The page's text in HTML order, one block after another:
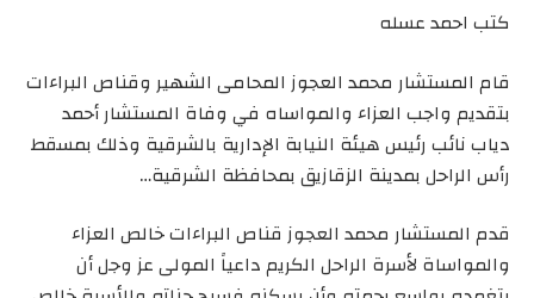
كتب احمد عسله
قام المستشار محمد العجوز المحامى الشهير وقناص البراءات
بتقديم واجب العزاء والمواساه في وفاة المستشار أحمد
دياب نائب رئيس هيئة النيابة الإدارية بالشرقية وذلك بمسقط
رأس الراحل بمدينة الزقازيق بمحافظة الشرقية…
قدم المستشار محمد العجوز قناص البراءات خالص العزاء
والمواساة لأسرة الراحل الكريم داعياً المولى عز وجل أن